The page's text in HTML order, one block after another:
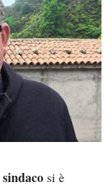
sindaco si è